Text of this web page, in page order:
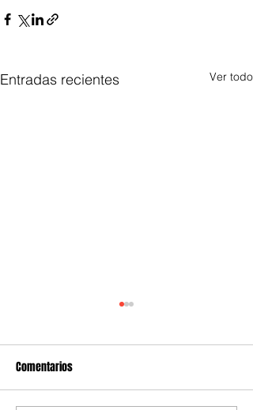
Entradas recientes Ver todo
Comentarios